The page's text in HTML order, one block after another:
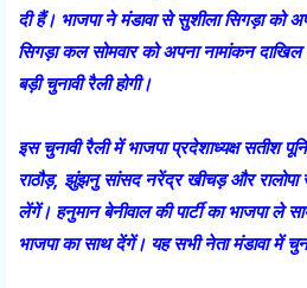
दी हैं। भाजपा ने मंडावा से सुशीला सिगड़ा को
सिगड़ा कल सोमवार को अपना नामांकन
बड़ी चुनावी रैली होगी।
इस चुनावी रैली में भाजपा प्रदेशाध्यक्ष सतीश
राठौड़, झुंझनु सांसद नरेंद्र खीचड़ और रालोपा
लेंगें। हनुमान बेनीवाल की पार्टी का भाजपा ले
भाजपा का साथ देंगें। यह सभी नेता मंडावा में